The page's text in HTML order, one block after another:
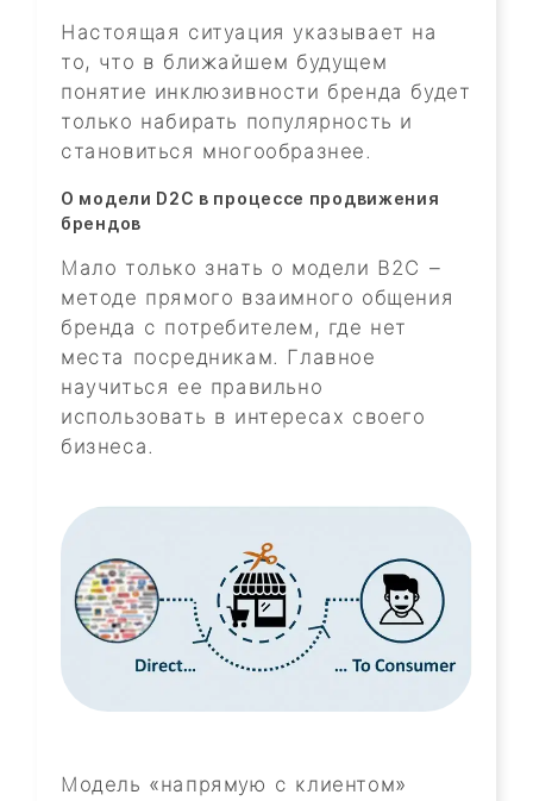
Настоящая ситуация указывает на
то, что в ближайшем будущем
понятие инклюзивности бренда будет
только набирать популярность и
становиться многообразнее.
О модели D2C в процессе продвижения
брендов
Мало только знать о модели В2С –
методе прямого взаимного общения
бренда с потребителем, где нет
места посредникам. Главное
научиться ее правильно
использовать в интересах своего
бизнеса.
Модель «напрямую с клиентом»